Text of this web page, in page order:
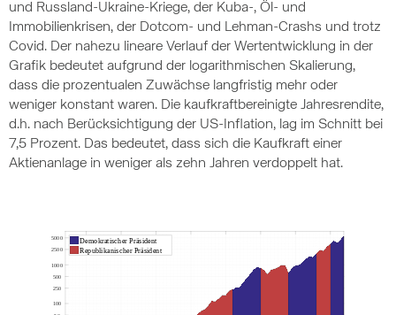
und Russland-Ukraine-Kriege, der Kuba-, Öl- und
Immobilienkrisen, der Dotcom- und Lehman-Crashs und trotz
Covid. Der nahezu lineare Verlauf der Wertentwicklung in der
Grafik bedeutet aufgrund der logarithmischen Skalierung,
dass die prozentualen Zuwächse langfristig mehr oder
weniger konstant waren. Die kaufkraftbereinigte Jahresrendite,
d.h. nach Berücksichtigung der US-Inflation, lag im Schnitt bei
7,5 Prozent. Das bedeutet, dass sich die Kaufkraft einer
Aktienanlage in weniger als zehn Jahren verdoppelt hat.